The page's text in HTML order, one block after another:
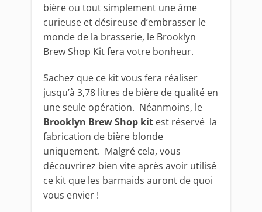
bière ou tout simplement une âme
curieuse et désireuse d’embrasser le
monde de la brasserie, le Brooklyn
Brew Shop Kit fera votre bonheur.
Sachez que ce kit vous fera réaliser
jusqu’à 3,78 litres de bière de qualité en
une seule opération. Néanmoins, le
Brooklyn Brew Shop kit est réservé la
fabrication de bière blonde
uniquement. Malgré cela, vous
découvrirez bien vite après avoir utilisé
ce kit que les barmaids auront de quoi
vous envier !